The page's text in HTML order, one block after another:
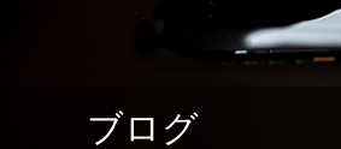
ブログ